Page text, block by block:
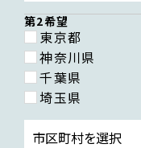
第2希望
東京都
神奈川県
千葉県
埼玉県